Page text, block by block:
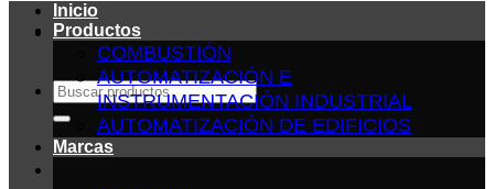
Buscar
por:
Inicio
Productos
COMBUSTIÓN
AUTOMATIZACIÓN E
INSTRUMENTACIÓN INDUSTRIAL
AUTOMATIZACIÓN DE EDIFICIOS
Marcas